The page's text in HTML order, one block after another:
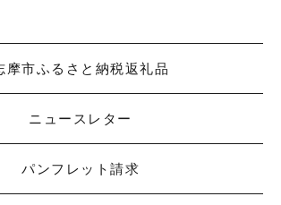
摩市ふるさと納税返礼品
ニュースレター
パンフレット請求